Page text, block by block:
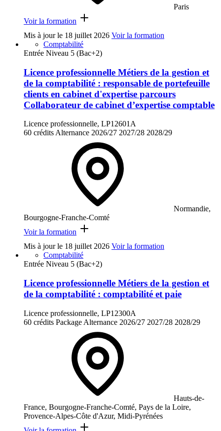
Paris
Voir la formation
Mis à jour le 18 juillet 2026 Voir la formation
Comptabilité
Entrée Niveau 5 (Bac+2)
Licence professionnelle Métiers de la gestion et
de la comptabilité : responsable de portefeuille
clients en cabinet d'expertise parcours
Collaborateur de cabinet d’expertise comptable
Licence professionnelle, LP12601A
60 crédits Alternance 2026/27 2027/28 2028/29
Normandie,
Bourgogne-Franche-Comté
Voir la formation
Mis à jour le 18 juillet 2026 Voir la formation
Comptabilité
Entrée Niveau 5 (Bac+2)
Licence professionnelle Métiers de la gestion et
de la comptabilité : comptabilité et paie
Licence professionnelle, LP12300A
60 crédits Package Alternance 2026/27 2027/28 2028/29
Hauts-de-
France, Bourgogne-Franche-Comté, Pays de la Loire,
Provence-Alpes-Côte d'Azur, Midi-Pyrénées